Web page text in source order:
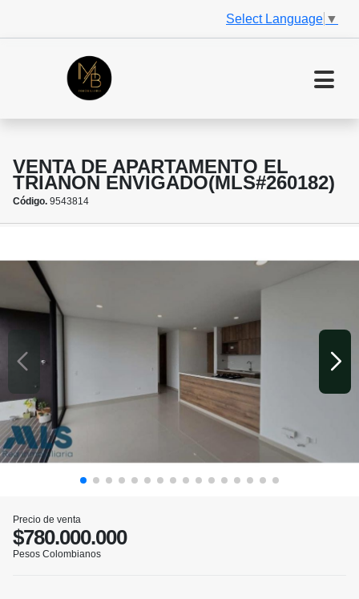
Select Language ▼
VENTA DE APARTAMENTO EL
TRIANON ENVIGADO(MLS#260182)
Código. 9543814
Precio de venta
$780.000.000
Pesos Colombianos